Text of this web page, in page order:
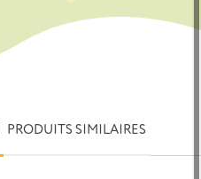
PRODUITS SIMILAIRES